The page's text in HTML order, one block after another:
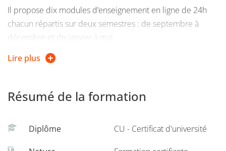
Il propose dix modules d’enseignement en ligne de 24h
chacun répartis sur deux semestres : de septembre à
décembre et de janvier à mai.
La formation s’appuie sur les enseignements dispensés
tout au long de l’année.
Lire plus
Résumé de la formation
Diplôme CU - Certificat d'université